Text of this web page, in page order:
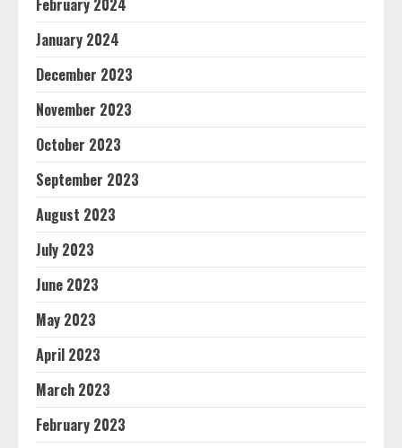
February 2024
January 2024
December 2023
November 2023
October 2023
September 2023
August 2023
July 2023
June 2023
May 2023
April 2023
March 2023
February 2023